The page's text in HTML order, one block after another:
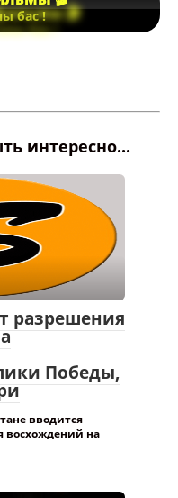
бас !
интересно...
разрешения
Победы,
вводится
восхождений на